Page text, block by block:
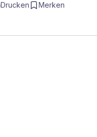
Drucken Merken